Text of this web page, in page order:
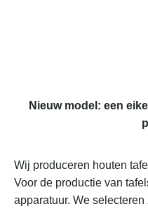
Nieuw model: een
Wij produceren houten
Voor de productie van
apparatuur. We